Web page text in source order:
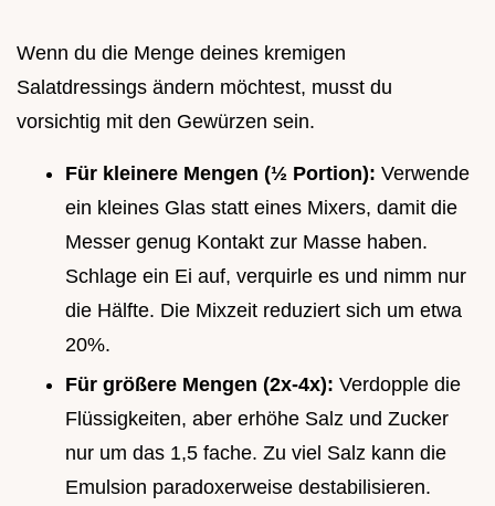
Wenn du die Menge deines kremigen
Salatdressings ändern möchtest, musst du
vorsichtig mit den Gewürzen sein.
Für kleinere Mengen (½ Portion): Verwende
ein kleines Glas statt eines Mixers, damit die
Messer genug Kontakt zur Masse haben.
Schlage ein Ei auf, verquirle es und nimm nur
die Hälfte. Die Mixzeit reduziert sich um etwa
20%.
Für größere Mengen (2x-4x): Verdopple die
Flüssigkeiten, aber erhöhe Salz und Zucker
nur um das 1,5 fache. Zu viel Salz kann die
Emulsion paradoxerweise destabilisieren.